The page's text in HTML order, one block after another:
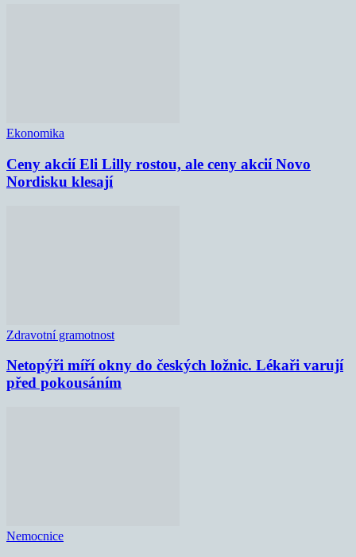
Ekonomika
Ceny akcií Eli Lilly rostou, ale ceny akcií Novo
Nordisku klesají
Zdravotní gramotnost
Netopýři míří okny do českých ložnic. Lékaři varují
před pokousáním
Nemocnice